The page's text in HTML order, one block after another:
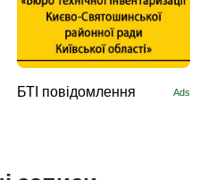
БТІ повідомлення Ads